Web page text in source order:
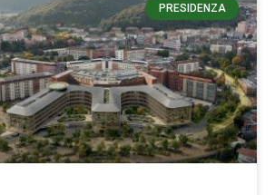
PRESIDENZA